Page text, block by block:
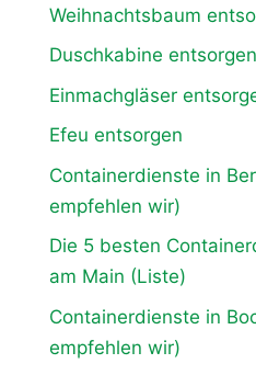
Weihnachtsbaum
Duschkabine entsorgen
Einmachgläser
Efeu entsorgen
Containerdienste in
empfehlen wir)
Die 5 besten
am Main (Liste)
Containerdienste in
empfehlen wir)